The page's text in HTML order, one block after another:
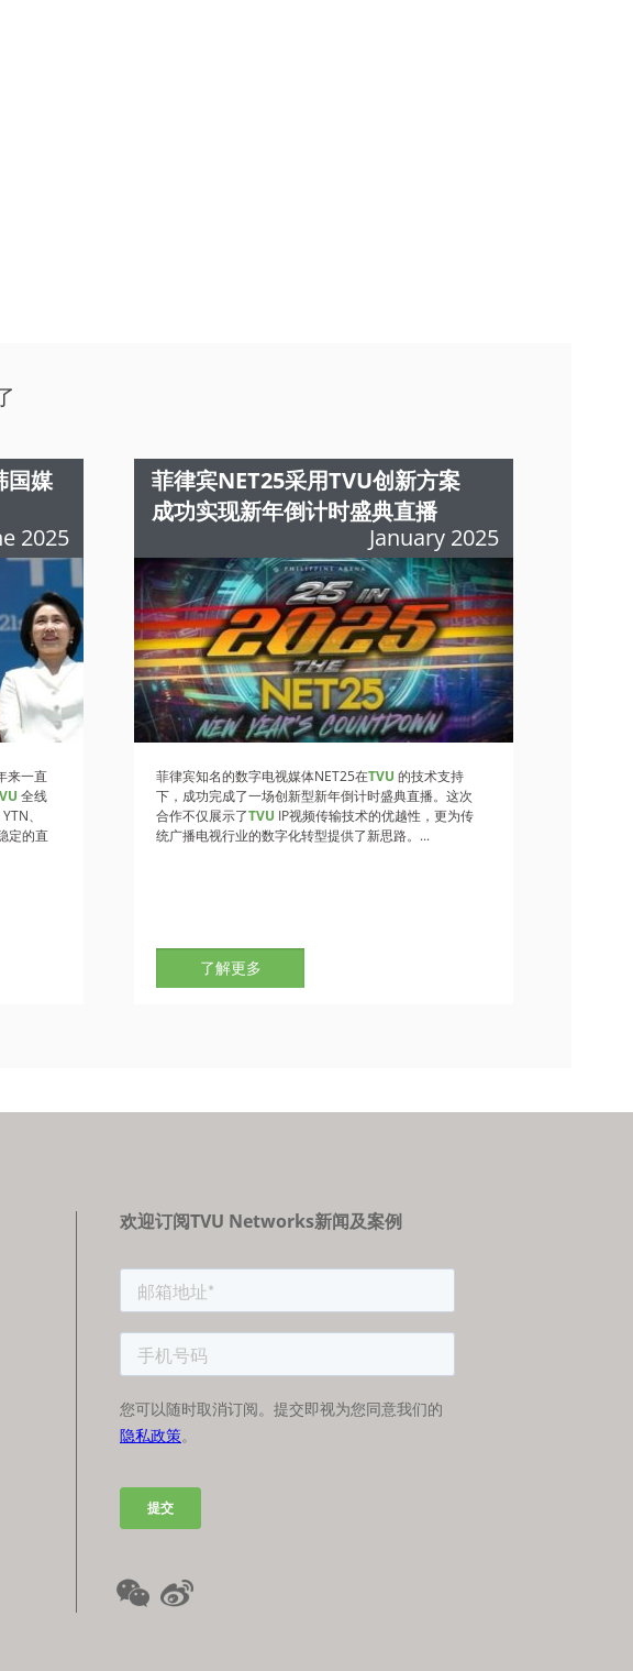
国媒
2025
来一直
全线
、
定的直
菲律宾NET25采用TVU创新方案
成功实现新年倒计时盛典直播
January 2025
菲律宾知名的数字电视媒体NET25在TVU的技术支持
下，成功完成了一场创新型新年倒计时盛典直播。这次
合作不仅展示了TVU IP视频传输技术的优越性，更为传
统广播电视行业的数字化转型提供了新思路。...
了解更多
欢迎订阅TVU Networks新闻及案例